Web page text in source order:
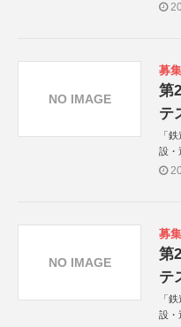
募
第
テ
「
設・
NO IMAGE
募
第
テ
「
設・
NO IMAGE